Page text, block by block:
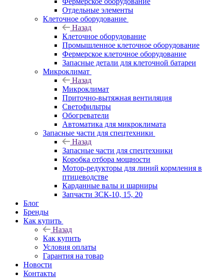
Отдельные элементы
Клеточное оборудование
Назад
Клеточное оборудование
Промышленное клеточное оборудование
Фермерское клеточное оборудование
Запасные детали для клеточной батареи
Микроклимат
Назад
Микроклимат
Приточно-вытяжная вентиляция
Светофильтры
Обогреватели
Автоматика для микроклимата
Запасные части для спецтехники
Назад
Запасные части для спецтехники
Коробка отбора мощности
Мотор-редукторы для линий кормления в
птицеводстве
Карданные валы и шарниры
Запчасти ЗСК-10, 15, 20
Блог
Бренды
Как купить
Назад
Как купить
Условия оплаты
Гарантия на товар
Новости
Контакты